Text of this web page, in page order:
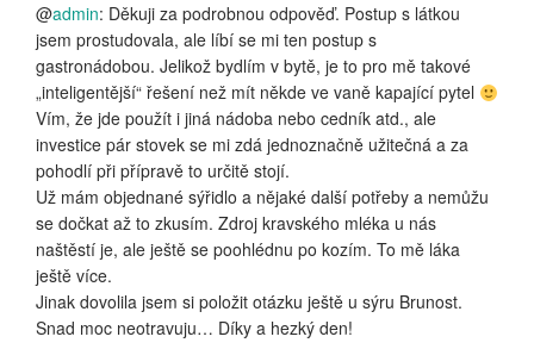
@admin: Děkuji za podrobnou odpověď. Postup s látkou
jsem prostudovala, ale líbí se mi ten postup s
gastronádobou. Jelikož bydlím v bytě, je to pro mě takové
„inteligentější“ řešení než mít někde ve vaně kapající pytel
Vím, že jde použít i jiná nádoba nebo cedník atd., ale
investice pár stovek se mi zdá jednoznačně užitečná a za
pohodlí při přípravě to určitě stojí.
Už mám objednané sýřidlo a nějaké další potřeby a nemůžu
se dočkat až to zkusím. Zdroj kravského mléka u nás
naštěstí je, ale ještě se poohlédnu po kozím. To mě láka
ještě více.
Jinak dovolila jsem si položit otázku ještě u sýru Brunost.
Snad moc neotravuju… Díky a hezký den!